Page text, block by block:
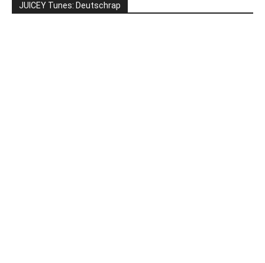
JUICEY Tunes: Deutschrap